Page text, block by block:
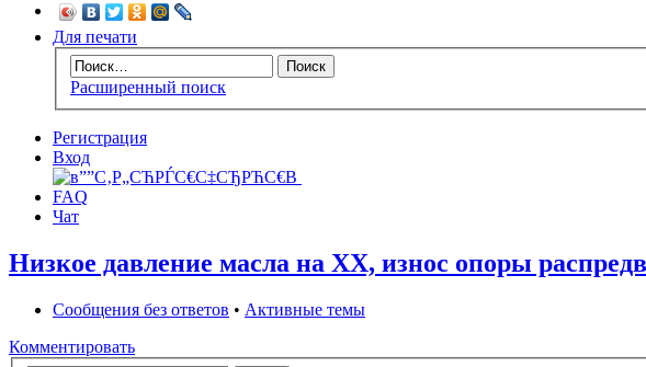
Для печати
Расширенный поиск
Регистрация
Вход
FAQ
Чат
Низкое давление масла на ХХ, износ опоры
Сообщения без ответов • Активные темы
Комментировать